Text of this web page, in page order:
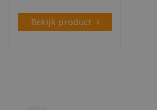
Bekijk product